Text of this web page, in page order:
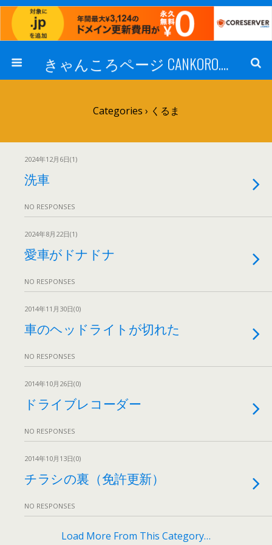
きゃんころページ CANKORO.COM
Categories › くるま
2024年12月6日(1)
洗車
NO RESPONSES
2024年8月22日(1)
愛車がドナドナ
NO RESPONSES
2014年11月30日(0)
車のヘッドライトが切れた
NO RESPONSES
2014年10月26日(0)
ドライブレコーダー
NO RESPONSES
2014年10月13日(0)
チラシの裏（免許更新）
NO RESPONSES
Load More From This Category…